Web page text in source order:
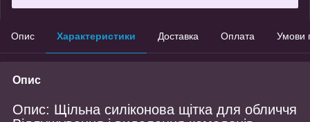
Опис Характеристики Доставка Оплата Умови
Опис
Опис: Щільна силіконова щітка для обличчя